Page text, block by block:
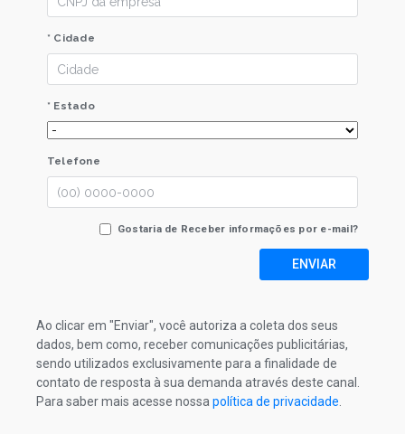
* Cidade
* Estado
Telefone
Gostaria de Receber informações por e-mail?
ENVIAR
Ao clicar em "Enviar", você autoriza a coleta dos seus
dados, bem como, receber comunicações publicitárias,
sendo utilizados exclusivamente para a finalidade de
contato de resposta à sua demanda através deste canal.
Para saber mais acesse nossapolítica de privacidade.